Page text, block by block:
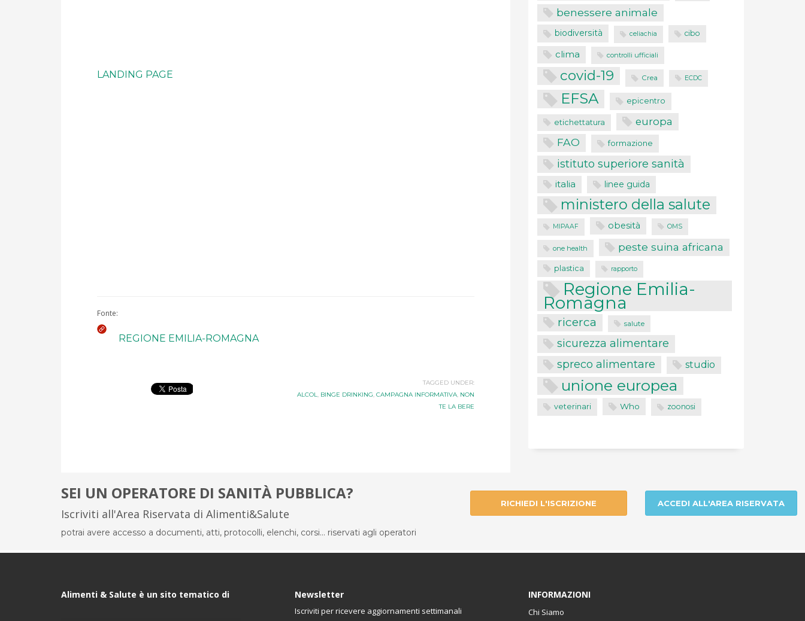
LANDING PAGE
Fonte:
REGIONE EMILIA-ROMAGNA
TAGGED UNDER:
ALCOL, BINGE DRINKING, CAMPAGNA INFORMATIVA, NON
TE LA BERE
benessere animale
biodiversità celiachia cibo
clima controlli ufficiali
covid-19 Crea ECDC
EFSA epicentro
etichettatura europa
FAO formazione
istituto superiore sanità
italia linee guida
ministero della salute
MIPAAF obesità OMS
one health peste suina africana
plastica rapporto
Regione Emilia-
Romagna
ricerca salute
sicurezza alimentare
spreco alimentare studio
unione europea
veterinari Who zoonosi
SEI UN OPERATORE DI SANITÀ PUBBLICA?
Iscriviti all'Area Riservata di Alimenti&Salute
potrai avere accesso a documenti, atti, protocolli, elenchi, corsi... riservati agli operatori
RICHIEDI L'ISCRIZIONE ACCEDI ALL'AREA RISERVATA
Alimenti & Salute è un sito tematico di Newsletter
Iscriviti per ricevere aggiornamenti settimanali
INFORMAZIONI
Chi Siamo